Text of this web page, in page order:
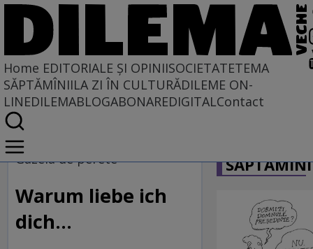
Home EDITORIALE ȘI OPINIISOCIETATETEMA
SĂPTĂMÎNIILA ZI ÎN CULTURĂDILEME ON-
LINEDILEMABLOGABONAREDIGITALContact
Home
EDITORIALE ȘI OPINII
TÎLC SHOW
Gazela de perete
Warum liebe ich
dich...